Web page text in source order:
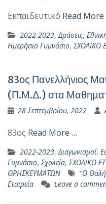
Εκπαιδευτικό Read
2022-2023,Δράσεις,
Ημερήσιο Γυμνάσιο,ΣΧΟΛΙΚΟ
83ος Πανελλήνιος
(Π.Μ.Δ.) στα
28 Σεπτεμβρίου, 2022
83ος Read More …
2022-2023,Διαγωνισμοί,
Γυμνάσιο,Σχολεία,ΣΧΟΛΙΚΟ
ΘΡΗΣΚΕΥΜΑΤΩΝ
''Ο
Εταιρεία
Leave a